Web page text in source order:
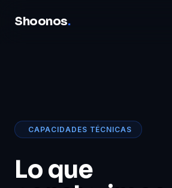
Shoonos.
CAPACIDADES TÉCNICAS
Lo que